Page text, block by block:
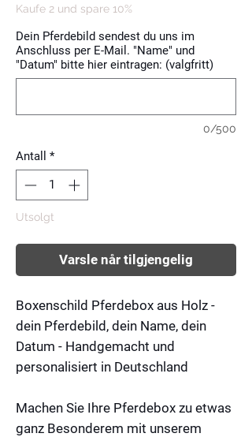
Kaufe 2 und spare 10%
Dein Pferdebild sendest du uns im
Anschluss per E-Mail. "Name" und
"Datum" bitte hier eintragen: (valgfritt)
0/500
Antall *
Utsolgt
Varsle når tilgjengelig
Boxenschild Pferdebox aus Holz -
dein Pferdebild, dein Name, dein
Datum - Handgemacht und
personalisiert in Deutschland
Machen Sie Ihre Pferdebox zu etwas
ganz Besonderem mit unserem